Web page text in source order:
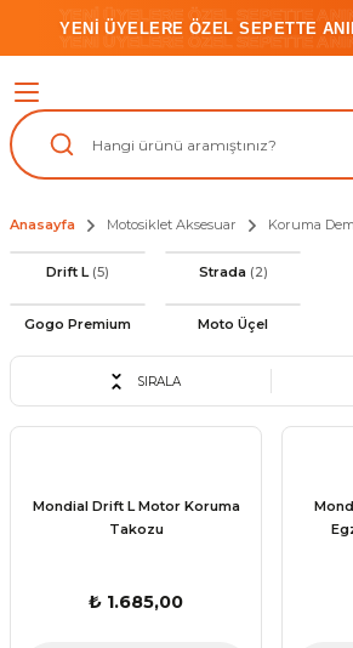
YENİ ÜYELERE ÖZEL SEPETTE
YENİ ÜYELERE ÖZEL SEPETTE
YENİ ÜYELERE ÖZEL SEPETTE
Anasayfa Motosiklet Aksesuar Koruma
Drift L (5) Strada (2)
Gogo Premium Moto Üçel
SIRALA
Mondial Drift L Motor Koruma
Takozu
₺ 1.685,00